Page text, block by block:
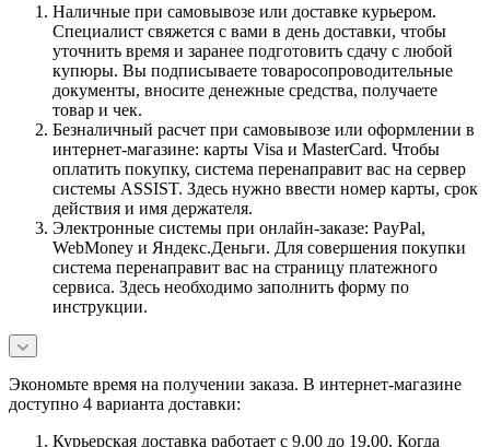
Наличные при самовывозе или доставке курьером.
Специалист свяжется с вами в день доставки, чтобы
уточнить время и заранее подготовить сдачу с любой
купюры. Вы подписываете товаросопроводительные
документы, вносите денежные средства, получаете
товар и чек.
Безналичный расчет при самовывозе или оформлении в
интернет-магазине: карты Visa и MasterCard. Чтобы
оплатить покупку, система перенаправит вас на сервер
системы ASSIST. Здесь нужно ввести номер карты, срок
действия и имя держателя.
Электронные системы при онлайн-заказе: PayPal,
WebMoney и Яндекс.Деньги. Для совершения покупки
система перенаправит вас на страницу платежного
сервиса. Здесь необходимо заполнить форму по
инструкции.
Экономьте время на получении заказа. В интернет-магазине
доступно 4 варианта доставки:
Курьерская доставка работает с 9.00 до 19.00. Когда